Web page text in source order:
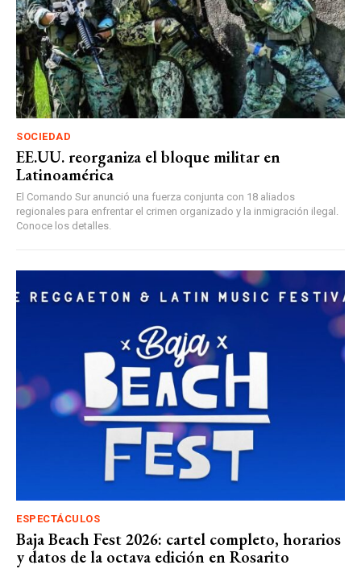
SOCIEDAD
EE.UU. reorganiza el bloque militar en
Latinoamérica
El Comando Sur anunció una fuerza conjunta con 18 aliados
regionales para enfrentar el crimen organizado y la inmigración ilegal.
Conoce los detalles.
ESPECTÁCULOS
Baja Beach Fest 2026: cartel completo, horarios
y datos de la octava edición en Rosarito